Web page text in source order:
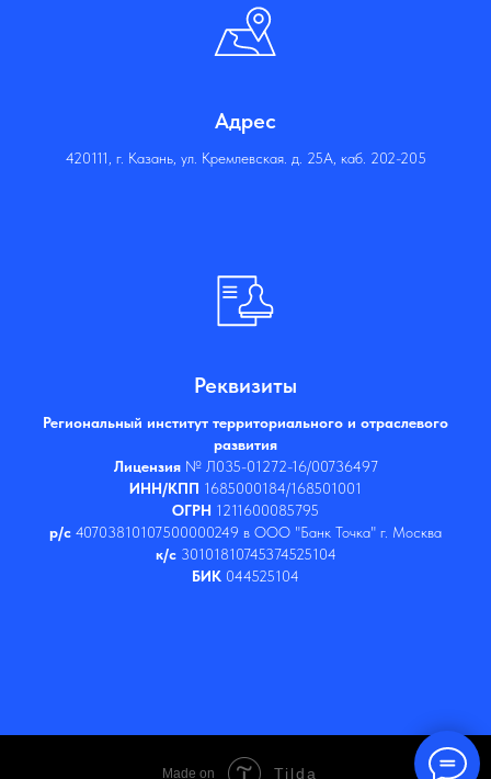
Адрес
420111, г. Казань, ул. Кремлевская. д. 25А, каб. 202-205
Реквизиты
Региональный институт территориального и отраслевого
развития
Лицензия № Л035-01272-16/00736497
ИНН/КПП 1685000184/168501001
ОГРН 1211600085795
р/с 40703810107500000249 в ООО "Банк Точка" г. Москва
к/с 30101810745374525104
БИК 044525104
Made on Tilda